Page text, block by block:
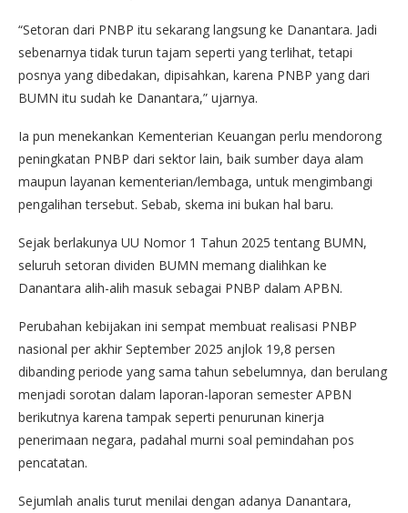
“Setoran dari PNBP itu sekarang langsung ke Danantara. Jadi
sebenarnya tidak turun tajam seperti yang terlihat, tetapi
posnya yang dibedakan, dipisahkan, karena PNBP yang dari
BUMN itu sudah ke Danantara,” ujarnya.
Ia pun menekankan Kementerian Keuangan perlu mendorong
peningkatan PNBP dari sektor lain, baik sumber daya alam
maupun layanan kementerian/lembaga, untuk mengimbangi
pengalihan tersebut. Sebab, skema ini bukan hal baru.
Sejak berlakunya UU Nomor 1 Tahun 2025 tentang BUMN,
seluruh setoran dividen BUMN memang dialihkan ke
Danantara alih-alih masuk sebagai PNBP dalam APBN.
Perubahan kebijakan ini sempat membuat realisasi PNBP
nasional per akhir September 2025 anjlok 19,8 persen
dibanding periode yang sama tahun sebelumnya, dan berulang
menjadi sorotan dalam laporan-laporan semester APBN
berikutnya karena tampak seperti penurunan kinerja
penerimaan negara, padahal murni soal pemindahan pos
pencatatan.
Sejumlah analis turut menilai dengan adanya Danantara,